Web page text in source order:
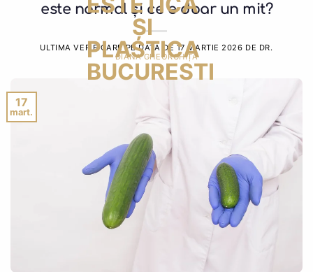
este normal și ce e doar un mit?
ULTIMA VERIFICARE PE DATA DE 17 MARTIE 2026 DE DR.
DIANA GHEORGHIȚĂ
17
mart.